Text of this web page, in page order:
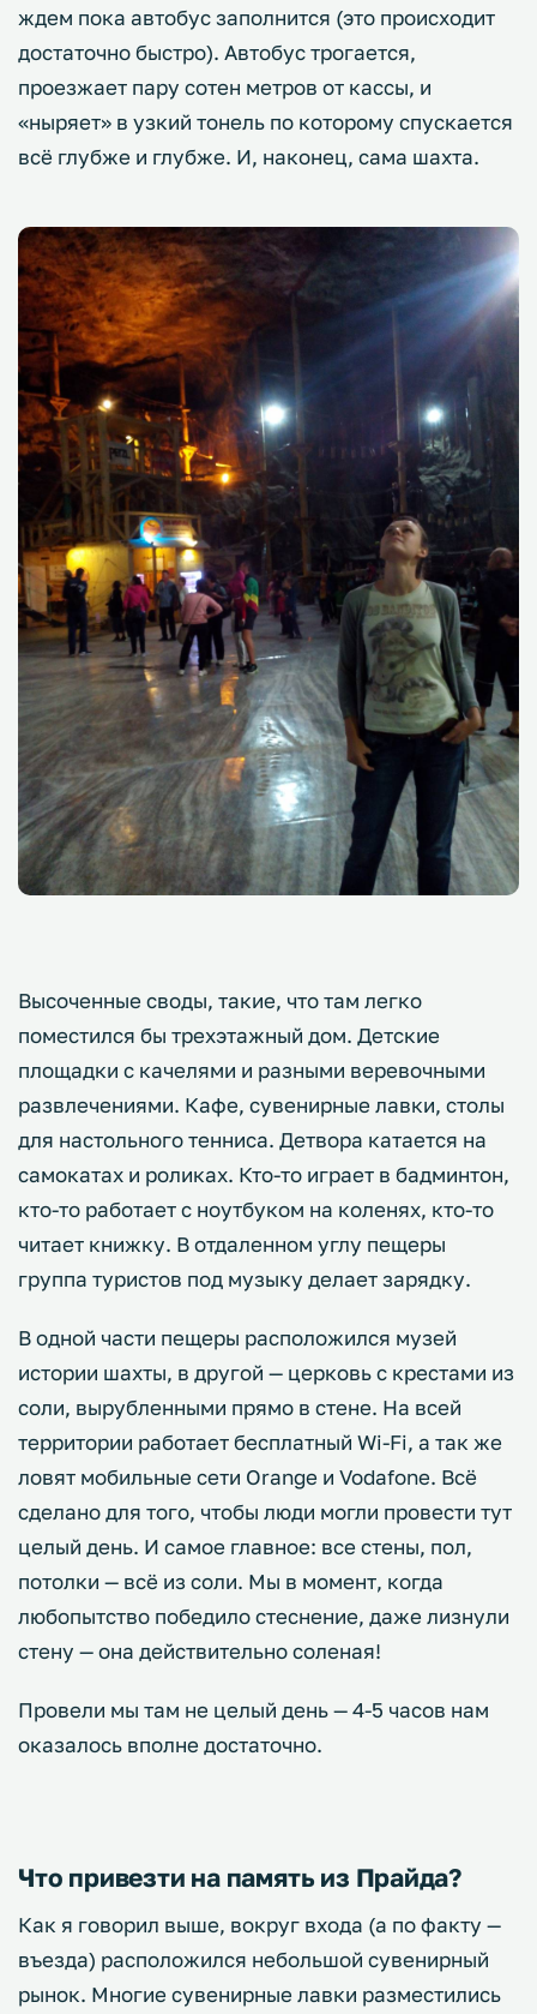
ждем пока автобус заполнится (это происходит
достаточно быстро). Автобус трогается,
проезжает пару сотен метров от кассы, и
«ныряет» в узкий тонель по которому спускается
всё глубже и глубже. И, наконец, сама шахта.
Высоченные своды, такие, что там легко
поместился бы трехэтажный дом. Детские
площадки с качелями и разными веревочными
развлечениями. Кафе, сувенирные лавки, столы
для настольного тенниса. Детвора катается на
самокатах и роликах. Кто-то играет в бадминтон,
кто-то работает с ноутбуком на коленях, кто-то
читает книжку. В отдаленном углу пещеры
группа туристов под музыку делает зарядку.
В одной части пещеры расположился музей
истории шахты, в другой — церковь с крестами из
соли, вырубленными прямо в стене. На всей
территории работает бесплатный Wi-Fi, а так же
ловят мобильные сети Orange и Vodafone. Всё
сделано для того, чтобы люди могли провести тут
целый день. И самое главное: все стены, пол,
потолки — всё из соли. Мы в момент, когда
любопытство победило стеснение, даже лизнули
стену — она действительно соленая!
Провели мы там не целый день — 4-5 часов нам
оказалось вполне достаточно.
Что привезти на память из Прайда?
Как я говорил выше, вокруг входа (а по факту —
въезда) расположился небольшой сувенирный
рынок. Многие сувенирные лавки разместились